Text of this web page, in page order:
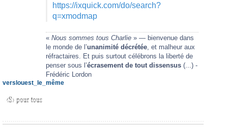
https://ixquick.com/do/search?
q=xmodmap
« Nous sommes tous Charlie» — bienvenue dans
le monde de l’unanimité décrétée, et malheur aux
réfractaires. Et puis surtout célébrons la liberté de
penser sous l’écrasement de tout dissensus(...) -
Frédéric Lordon
verslouest_le_même